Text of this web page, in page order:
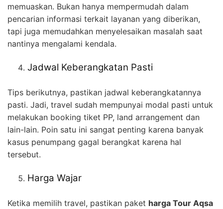
memuaskan. Bukan hanya mempermudah dalam
pencarian informasi terkait layanan yang diberikan,
tapi juga memudahkan menyelesaikan masalah saat
nantinya mengalami kendala.
Jadwal Keberangkatan Pasti
Tips berikutnya, pastikan jadwal keberangkatannya
pasti. Jadi, travel sudah mempunyai modal pasti untuk
melakukan booking tiket PP, land arrangement dan
lain-lain. Poin satu ini sangat penting karena banyak
kasus penumpang gagal berangkat karena hal
tersebut.
Harga Wajar
Ketika memilih travel, pastikan paket harga Tour Aqsa